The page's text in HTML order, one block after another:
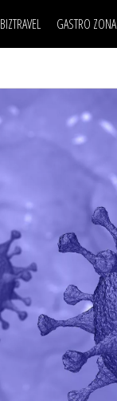
BIZTRAVEL GASTRO ZONA